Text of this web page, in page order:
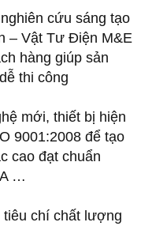
cứu sáng tạo
– Vật Tư Điện M&E
hàng giúp sản
thi công
mới, thiết bị hiện
9001:2008 để tạo
cao đạt chuẩn
…
chí chất lượng